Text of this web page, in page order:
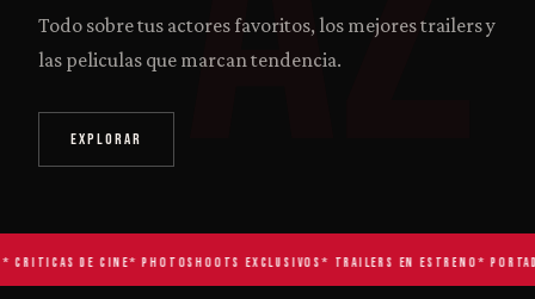
Todo sobre tus actores favoritos, los mejores trailers y
las peliculas que marcan tendencia.
EXPLORAR
DE CINE* PHOTOSHOOTS EXCLUSIVOS* TRAILERS EN ESTRENO*